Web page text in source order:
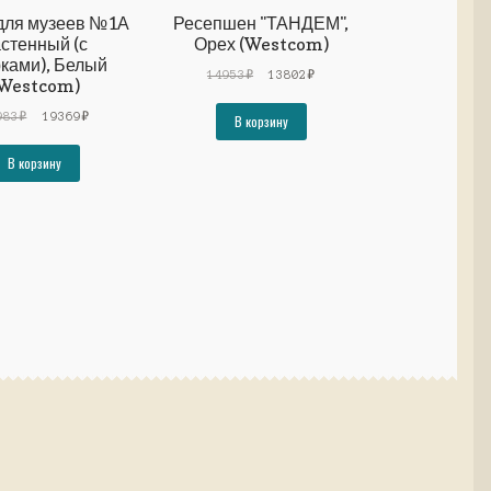
музеев №1А
(с
Белый
₽
Первоначальная
20983₽.
19369₽Текущая
В корзину
Ресепшен "ТАНДЕМ",
Орех (Westcom)
14953₽
Первоначальная
14953₽.
13802₽Текущая
В корзину